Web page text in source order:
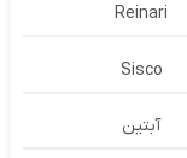
Reinari
Sisco
آبتین